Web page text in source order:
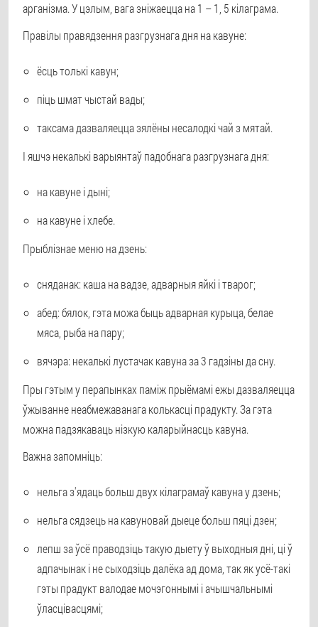
арганізма. У цэлым, вага зніжаецца на 1 – 1, 5 кілаграма.
Правілы правядзення разгрузнага дня на кавуне:
ёсць толькі кавун;
піць шмат чыстай вады;
таксама дазваляецца зялёны несалодкі чай з мятай.
І яшчэ некалькі варыянтаў падобнага разгрузнага дня:
на кавуне і дыні;
на кавуне і хлебе.
Прыблізнае меню на дзень:
сняданак: каша на вадзе, адварныя яйкі і тварог;
абед: бялок, гэта можа быць адварная курыца, белае
мяса, рыба на пару;
вячэра: некалькі лустачак кавуна за 3 гадзіны да сну.
Пры гэтым у перапынках паміж прыёмамі ежы дазваляецца
ўжыванне неабмежаванага колькасці прадукту. За гэта
можна падзякаваць нізкую каларыйнасць кавуна.
Важна запомніць:
нельга з'ядаць больш двух кілаграмаў кавуна у дзень;
нельга сядзець на кавуновай дыеце больш пяці дзен;
лепш за ўсё праводзіць такую дыету ў выходныя дні, ці ў
адпачынак і не сыходзіць далёка ад дома, так як усё-такі
гэты прадукт валодае мочэгоннымі і ачышчальнымі
ўласцівасцямі;